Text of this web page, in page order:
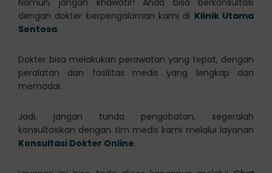
Namun, jangan khawatir! Anda bisa berkonsultasi
dengan dokter berpengalaman kami di Klinik Utama
Sentosa.
Dokter bisa melakukan perawatan yang tepat, dengan
peralatan dan fasilitas medis yang lengkap dan
memadai.
Jadi, jangan tunda pengobatan, segeralah
konsultasikan dengan tim medis kami melalui layanan
Konsultasi Dokter Online.